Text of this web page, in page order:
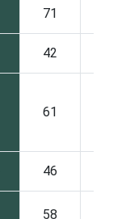
71
42
61
46
58